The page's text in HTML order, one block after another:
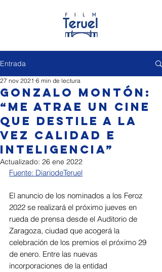
Entrada
Gonzalo Montón:
“Me atrae un cine
que destile a la
vez calidad e
inteligencia”
27 nov 2021 6 min de lectura
Actualizado: 26 ene 2022
Fuente: DiariodeTeruel
El anuncio de los nominados a los Feroz
2022 se realizará el próximo jueves en
rueda de prensa desde el Auditorio de
Zaragoza, ciudad que acogerá la
celebración de los premios el próximo 29
de enero. Entre las nuevas
incorporaciones de la entidad